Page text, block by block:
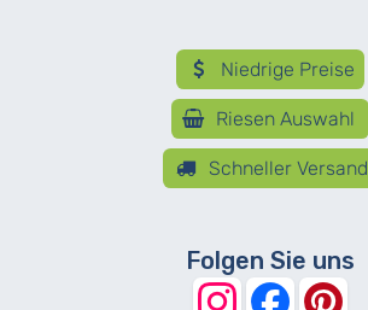
Niedrige Preise
Riesen Auswahl
Schneller Versand
Folgen Sie uns